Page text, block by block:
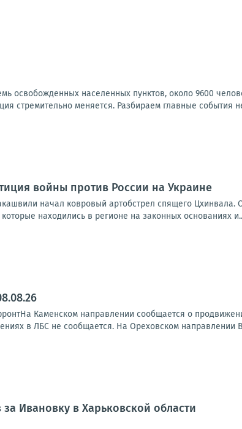
освобожденных населенных пунктов, около 9600
стремительно меняется. Разбираем главные события
войны против России на Украине
начал ковровый артобстрел спящего
находились в регионе на законных основаниях
Каменском направлении сообщается о
в ЛБС не сообщается. На Ореховском направлении
Ивановку в Харьковской области